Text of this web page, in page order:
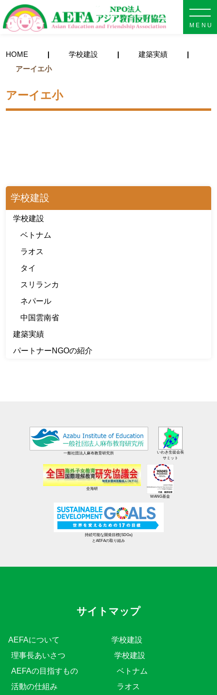
HOME 学校建設
建築実績
アーイエ小
アーイエ小
学校建設
学校建設
ベトナム
ラオス
タイ
スリランカ
ネパール
中国雲南省
建築実績
パートナーNGOの紹介
一般社団法人麻布教育研究所
いわき生徒会長
サミット
全海研
WANG基金
持続可能な開発目標(SDGs)
とAEFAの取り組み
サイトマップ
AEFAについて
理事長あいさつ
AEFAの目指すもの
活動の仕組み
学校建設
学校建設
ベトナム
ラオス